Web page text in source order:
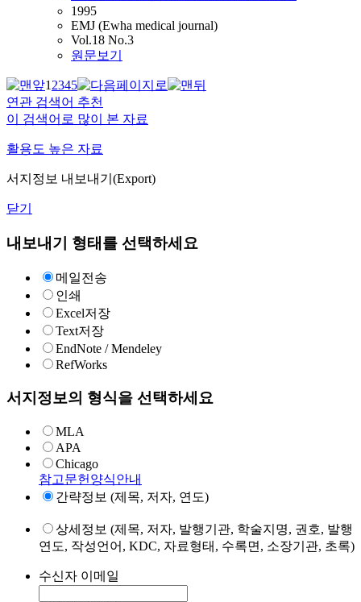
1995
EMJ (Ewha medical journal)
Vol.18 No.3
원문보기
12345
연관 검색어 추천
이 검색어로 많이 본 자료
활용도 높은 자료
서지정보 내보내기(Export)
닫기
내보내기 형태를 선택하세요
메일전송
인쇄
Excel저장
Text저장
EndNote / Mendeley
RefWorks
서지정보의 형식을 선택하세요
MLA
APA
Chicago
참고문헌양식안내
간략정보 (제목, 저자, 연도)
상세정보 (제목, 저자, 발행기관, 학술지명, 권호, 발행
연도, 작성언어, KDC, 자료형태, 수록면, 소장기관, 초록)
수신자 이메일